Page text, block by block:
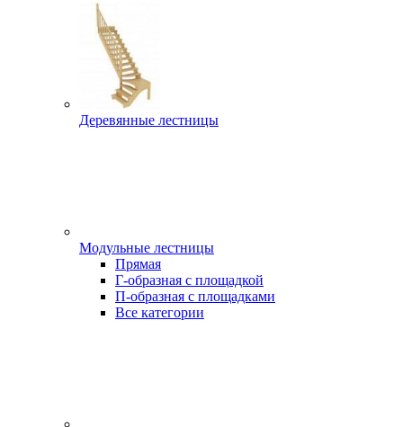
Деревянные лестницы
Модульные лестницы
Прямая
Г-образная с площадкой
П-образная с площадками
Все категории